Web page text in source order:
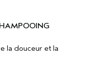
la douceur et la